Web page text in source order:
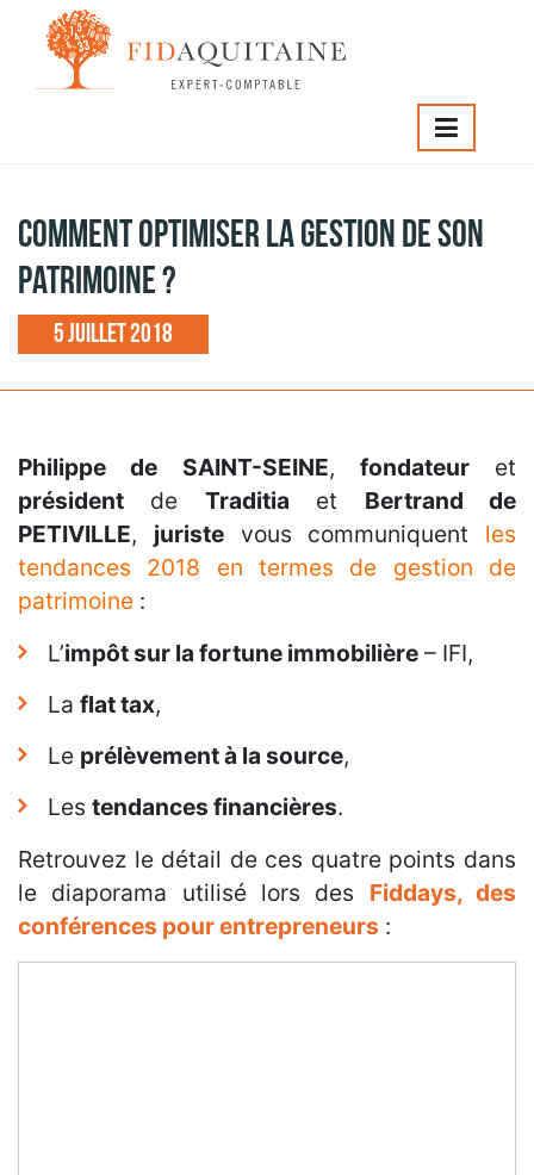
Comment optimiser la gestion de son
Comment optimiser la gestion de son
patrimoine ?
5 juillet 2018
Philippe de SAINT-SEINE, fondateuret
président de Traditia et Bertrand de
PETIVILLE, juristevous communiquent les
tendances 2018 en termes de gestion de
patrimoine :
L’impôt sur la fortune immobilière – IFI,
La flat tax,
Le prélèvement à la source,
Les tendances financières.
Retrouvez le détail de ces quatre points dans
le diaporama utilisé lors des Fiddays, des
conférences pour entrepreneurs :